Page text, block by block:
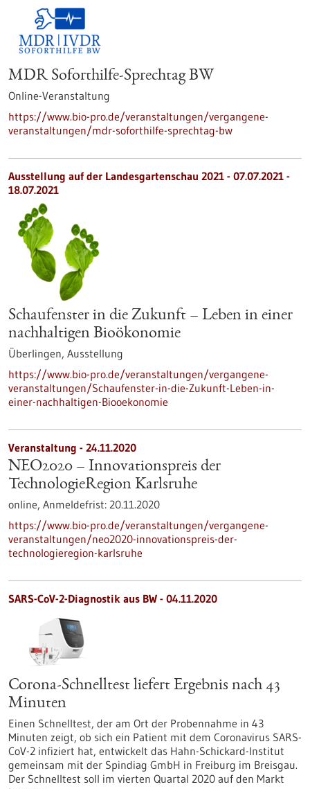
MDR Soforthilfe-Sprechtag BW
Online-Veranstaltung
https://www.bio-pro.de/veranstaltungen/vergangene-
veranstaltungen/mdr-soforthilfe-sprechtag-bw
Ausstellung auf der Landesgartenschau 2021 - 07.07.2021 -
18.07.2021
Schaufenster in die Zukunft – Leben in einer
nachhaltigen Bioökonomie
Überlingen, Ausstellung
https://www.bio-pro.de/veranstaltungen/vergangene-
veranstaltungen/Schaufenster-in-die-Zukunft-Leben-in-
einer-nachhaltigen-Biooekonomie
Veranstaltung - 24.11.2020
NEO2020 – Innovationspreis der
TechnologieRegion Karlsruhe
online, Anmeldefrist: 20.11.2020
https://www.bio-pro.de/veranstaltungen/vergangene-
veranstaltungen/neo2020-innovationspreis-der-
technologieregion-karlsruhe
SARS-CoV-2-Diagnostik aus BW - 04.11.2020
Corona-Schnelltest liefert Ergebnis nach 43
Minuten
Einen Schnelltest, der am Ort der Probennahme in 43
Minuten zeigt, ob sich ein Patient mit dem Coronavirus SARS-
CoV-2 infiziert hat, entwickelt das Hahn-Schickard-Institut
gemeinsam mit der Spindiag GmbH in Freiburg im Breisgau.
Der Schnelltest soll im vierten Quartal 2020 auf den Markt